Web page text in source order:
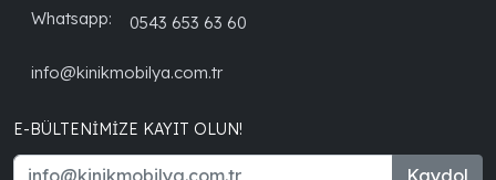
Whatsapp: 0543 653 63 60
info@kinikmobilya.com.tr
E-BÜLTENIMIZE KAYIT OLUN!
Kaydol